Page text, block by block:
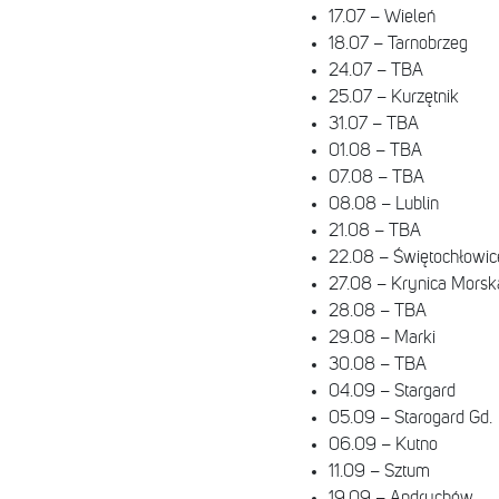
17.07 – Wieleń
18.07 – Tarnobrzeg
24.07 – TBA
25.07 – Kurzętnik
31.07 – TBA
01.08 – TBA
07.08 – TBA
08.08 – Lublin
21.08 – TBA
22.08 –
27.08 – Krynica
28.08 – TBA
29.08 – Marki
30.08 – TBA
04.09 – Stargard
05.09 – Starogard Gd.
06.09 – Kutno
11.09 – Sztum